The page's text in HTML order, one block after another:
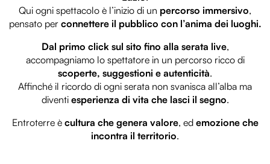
Qui ogni spettacolo è l’inizio di un percorso immersivo,
pensato per connettere il pubblico con l’anima dei luoghi.
Dal primo click sul sito fino alla serata live,
accompagniamo lo spettatore in un percorso ricco di
scoperte, suggestioni e autenticità.
Affinché il ricordo di ogni serata non svanisca all’alba ma
diventi esperienza di vita che lasci il segno.
Entroterre è cultura che genera valore, ed emozione che
incontra il territorio.